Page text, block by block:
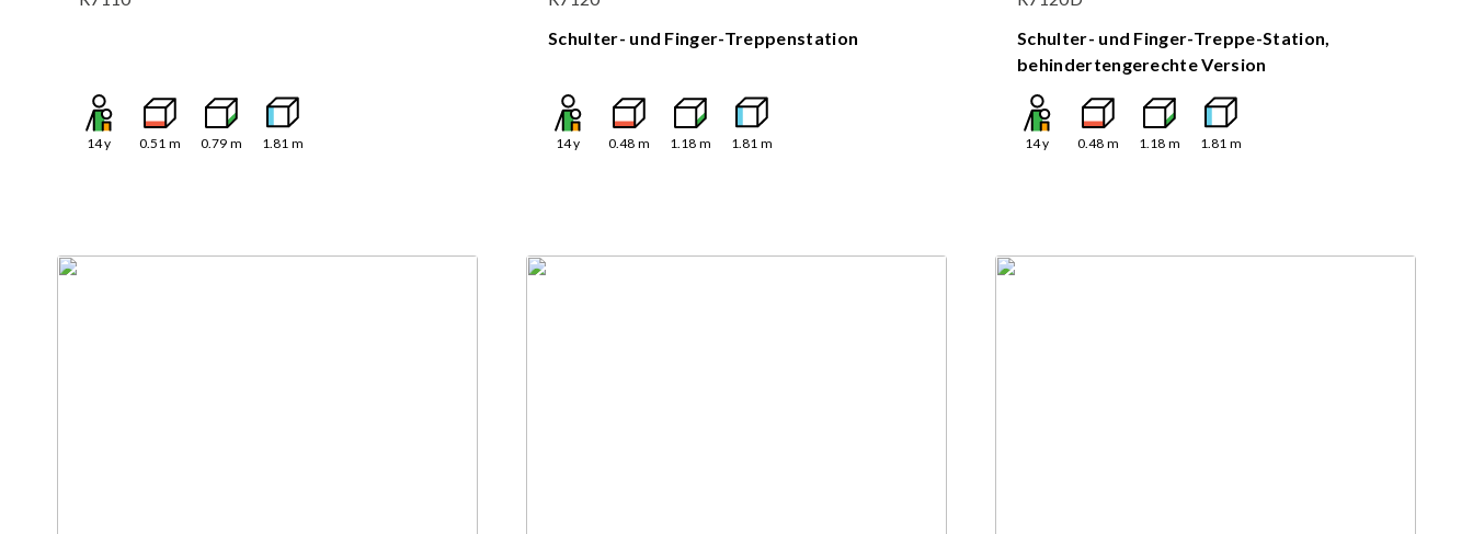
14y 0.51 m 0.79 m 1.81 m
Schulter- und Finger-Treppenstation
14y 0.48 m 1.18 m 1.81 m
Schulter- und Finger-Treppe-Station,
behindertengerechte Version
14y 0.48 m 1.18 m 1.81 m